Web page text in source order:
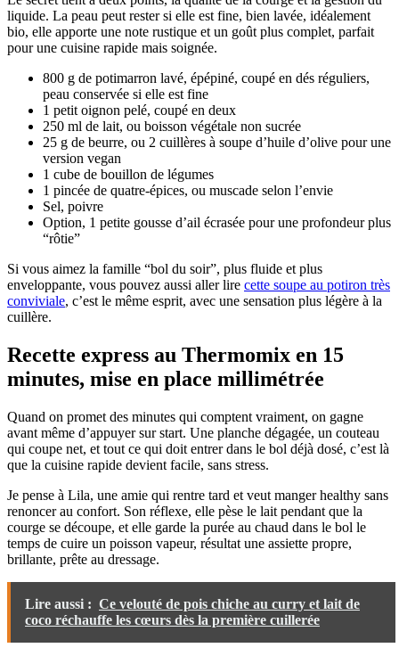
liquide. La peau peut rester si elle est fine, bien lavée, idéalement
bio, elle apporte une note rustique et un goût plus complet, parfait
pour une cuisine rapide mais soignée.
800 g de potimarron lavé, épépiné, coupé en dés réguliers,
peau conservée si elle est fine
1 petit oignon pelé, coupé en deux
250 ml de lait, ou boisson végétale non sucrée
25 g de beurre, ou 2 cuillères à soupe d’huile d’olive pour une
version vegan
1 cube de bouillon de légumes
1 pincée de quatre-épices, ou muscade selon l’envie
Sel, poivre
Option, 1 petite gousse d’ail écrasée pour une profondeur plus
“rôtie”
Si vous aimez la famille “bol du soir”, plus fluide et plus
enveloppante, vous pouvez aussi aller lire cette soupe au potiron très
conviviale, c’est le même esprit, avec une sensation plus légère à la
cuillère.
Recette express au Thermomix en 15
minutes, mise en place millimétrée
Quand on promet des minutes qui comptent vraiment, on gagne
avant même d’appuyer sur start. Une planche dégagée, un couteau
qui coupe net, et tout ce qui doit entrer dans le bol déjà dosé, c’est là
que la cuisine rapide devient facile, sans stress.
Je pense à Lila, une amie qui rentre tard et veut manger healthy sans
renoncer au confort. Son réflexe, elle pèse le lait pendant que la
courge se découpe, et elle garde la purée au chaud dans le bol le
temps de cuire un poisson vapeur, résultat une assiette propre,
brillante, prête au dressage.
Lire aussi : Ce velouté de pois chiche au curry et lait de
coco réchauffe les cœurs dès la première cuillerée